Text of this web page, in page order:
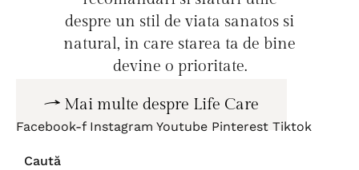
despre un stil de viata sanatos si
natural, in care starea ta de bine
devine o prioritate.
Mai multe despre Life Care
Facebook-f Instagram Youtube Pinterest Tiktok
Caută